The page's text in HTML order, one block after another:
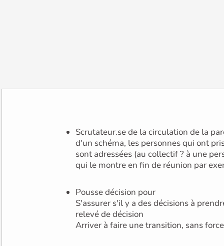
Scrutateur.se de la circulation de la parole qui note, sous forme
d'un schéma, les personnes qui ont
sont adressées (au collectif ? à une
qui le montre en fin de réunion par
Pousse décision pour
S'assurer s'il y a des décisions à
relevé de décision
Arriver à faire une transition, sans